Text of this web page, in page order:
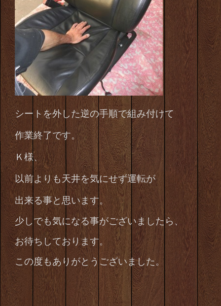
シートを外した逆の手順で組み付けて
作業終了です。
Ｋ様、
以前よりも天井を気にせず運転が
出来る事と思います。
少しでも気になる事がございましたら、
お待ちしております。
この度もありがとうございました。